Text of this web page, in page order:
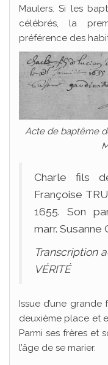
Maulers. Si les
célébrés, la
préférence des
Acte de baptême
Charle fils
Françoise
1655. Son
marr. Susanne
Transcription
VÉRITÉ
Issue d’une
deuxième place et
Parmi ses frères et
l’âge de se marier.